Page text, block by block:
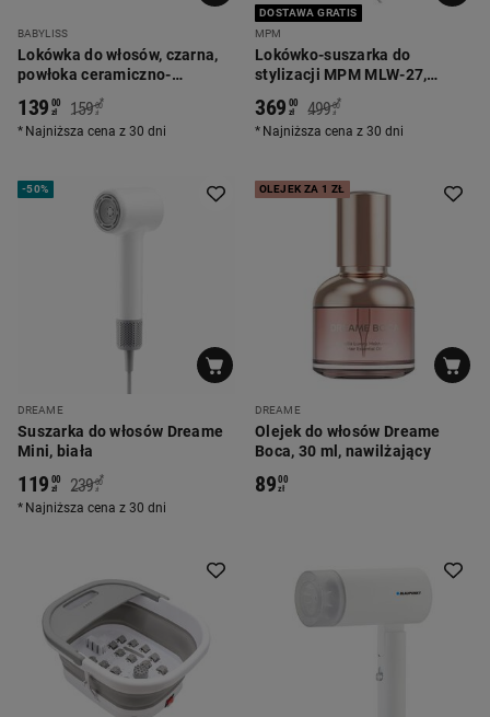
BABYLISS
Lokówka do włosów, czarna,
powłoka ceramiczno-
139 00
zł 159 00
zł
*
Najniższa cena z 30 dni
DOSTAWA GRATIS
MPM
Lokówko-suszarka do
stylizacji MPM MLW-27,
1200-1400 W, perłowa
369 00
zł 499 00
zł
*
Najniższa cena z 30 dni
-50%
DREAME
Suszarka do włosów Dreame
Mini, biała
119 00
zł 239 00
zł
*
Najniższa cena z 30 dni
OLEJEK ZA 1 ZŁ
DREAME
Olejek do włosów Dreame
Boca, 30 ml, nawilżający
8900
zł